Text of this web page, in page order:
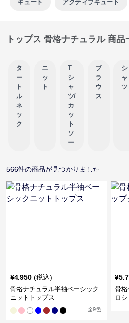
キュート アクティブキュート
トップス 骨格ナチュラル 商品
タ
ー
ト
ル
ネ
ッ
ク
ニ
ッ
ト
T
シ
ャ
ツ/
カ
ッ
ト
ソ
ー
ブ
ラ
ウ
ス
シ
ャ
ツ
566件の商品が見つかりました
¥4,950 (税込)
骨格ナチュラル半袖ベーシック
ニットトップス
全9色
¥
骨格
ロ